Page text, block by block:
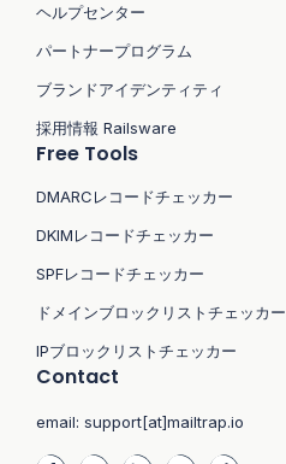
ヘルプセンター
パートナープログラム
ブランドアイデンティティ
採用情報 Railsware
Free Tools
DMARCレコードチェッカー
DKIMレコードチェッカー
SPFレコードチェッカー
ドメインブロックリストチェッカー
IPブロックリストチェッカー
Contact
email: support[at]mailtrap.io